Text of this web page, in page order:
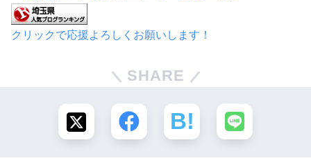
クリックで応援よろしくお願いします！
SHARE